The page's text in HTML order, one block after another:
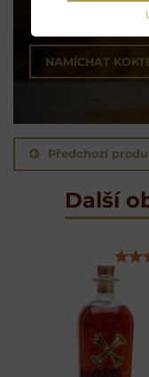
Exotické
NAMÍCHAT
Předchozí
Další